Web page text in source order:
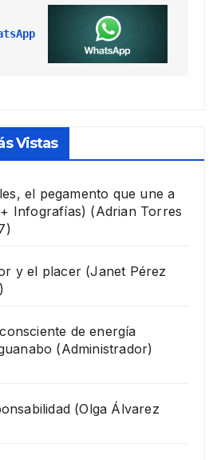
Vistas
el pegamento que une a
Infografías) (Adrian Torres
y el placer (Janet Pérez
de energía
(Administrador)
(Olga Álvarez